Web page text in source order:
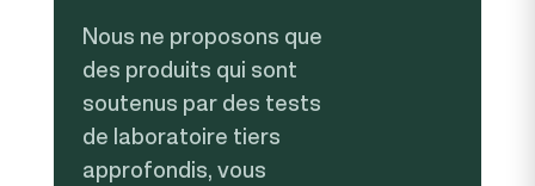
Nous ne proposons que
des produits qui sont
soutenus par des tests
de laboratoire tiers
approfondis, vous